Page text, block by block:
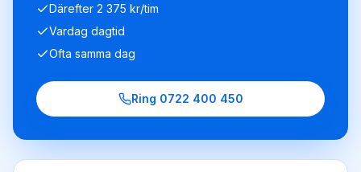
Därefter 2 375 kr/tim
Vardag dagtid
Ofta samma dag
Ring 0722 400 450